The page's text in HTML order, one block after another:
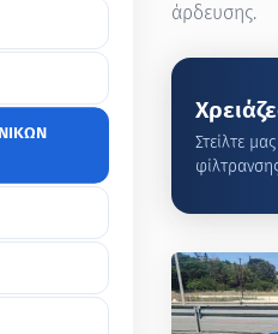
άρδευσης.
Στείλτε